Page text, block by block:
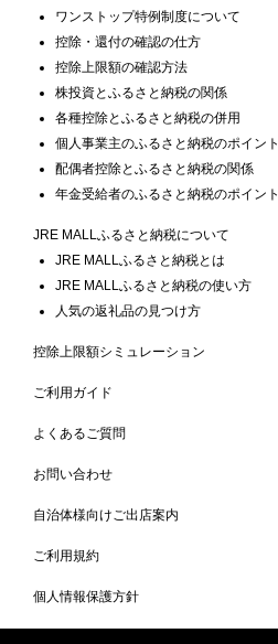
ワンストップ特例制度について
控除・還付の確認の仕方
控除上限額の確認方法
株投資とふるさと納税の関係
各種控除とふるさと納税の併用
個人事業主のふるさと納税のポイント
配偶者控除とふるさと納税の関係
年金受給者のふるさと納税のポイント
JRE MALLふるさと納税について
JRE MALLふるさと納税とは
JRE MALLふるさと納税の使い方
人気の返礼品の見つけ方
控除上限額シミュレーション
ご利用ガイド
よくあるご質問
お問い合わせ
自治体様向けご出店案内
ご利用規約
個人情報保護方針